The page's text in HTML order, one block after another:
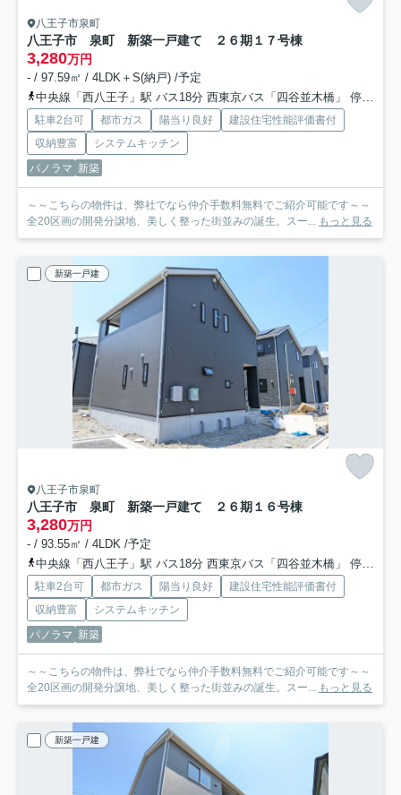
八王子市泉町
八王子市 泉町 新築一戸建て ２６期 １７号棟
3,280万円
- / 97.59㎡ / 4LDK＋S(納戸) /予定
中央線「西八王子」駅 バス18分 西東京バス「四谷並木橋」 停歩2分
駐車2台可 都市ガス 陽当り良好
建設住宅性能評価書付
収納豊富
システムキッチン
パノラマ 新築
～～こちらの物件は、弊社でなら仲介手数料無料でご紹介可能です～～
全20区画の開発分譲地、美しく整った街並みの誕生。スー... もっと見る
新築一戸建
八王子市泉町
八王子市 泉町 新築一戸建て ２６期 １６号棟
3,280万円
- / 93.55㎡ / 4LDK /予定
中央線「西八王子」駅 バス18分 西東京バス「四谷並木橋」 停歩2分
駐車2台可 都市ガス 陽当り良好
建設住宅性能評価書付
収納豊富
システムキッチン
パノラマ 新築
～～こちらの物件は、弊社でなら仲介手数料無料でご紹介可能です～～
全20区画の開発分譲地、美しく整った街並みの誕生。スー... もっと見る
新築一戸建